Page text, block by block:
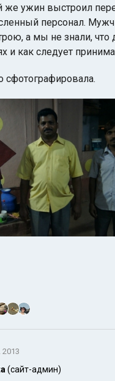
же ужин выстроил
персонал.
а мы не знали, что
и как следует
сфотографировала.
2013
(сайт-админ)